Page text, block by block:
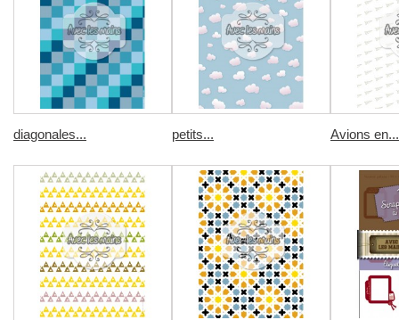
diagonales... petits... Avions en...